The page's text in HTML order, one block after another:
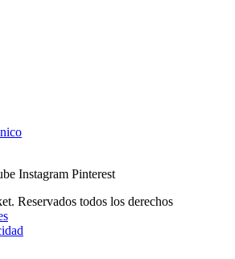
Instagram Pinterest
Reservados todos los derechos